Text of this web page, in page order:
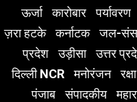
ऊर्जा
कारोबार पर्यावरण
ज़रा हटके
कर्नाटक जल-
प्रदेश
उड़ीसा उत्तर
दिल्ली NCR
मनोरंजन रक्षा
पंजाब
संपादकीय